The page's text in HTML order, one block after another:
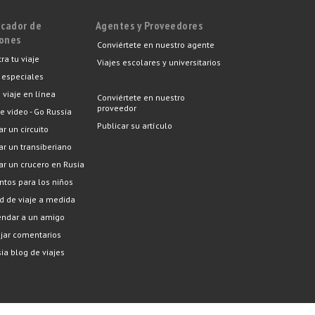
de
tu viaje
viaje en línea
video - Go Russia
un circuito
un transiberiano
un crucero en Rusia
para los niños
de viaje a medida
a un amigo
comentarios
blog de viajes
Agentes y Proveedores
Conviértete en nuestro agente
Viajes escolares y universitarios
Conviértete en nuestro
proveedor
Publicar su artículo